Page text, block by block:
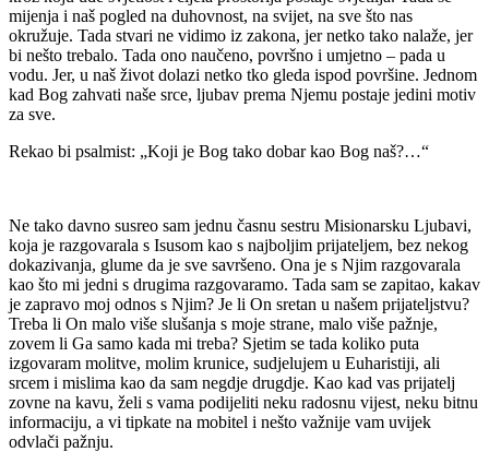
mijenja i naš pogled na duhovnost, na svijet, na sve što nas
okružuje. Tada stvari ne vidimo iz zakona, jer netko tako nalaže, jer
bi nešto trebalo. Tada ono naučeno, površno i umjetno – pada u
vodu. Jer, u naš život dolazi netko tko gleda ispod površine. Jednom
kad Bog zahvati naše srce, ljubav prema Njemu postaje jedini motiv
za sve.
Rekao bi psalmist: „Koji je Bog tako dobar kao Bog naš?…“
Ne tako davno susreo sam jednu časnu sestru Misionarsku Ljubavi,
koja je razgovarala s Isusom kao s najboljim prijateljem, bez nekog
dokazivanja, glume da je sve savršeno. Ona je s Njim razgovarala
kao što mi jedni s drugima razgovaramo. Tada sam se zapitao, kakav
je zapravo moj odnos s Njim? Je li On sretan u našem prijateljstvu?
Treba li On malo više slušanja s moje strane, malo više pažnje,
zovem li Ga samo kada mi treba? Sjetim se tada koliko puta
izgovaram molitve, molim krunice, sudjelujem u Euharistiji, ali
srcem i mislima kao da sam negdje drugdje. Kao kad vas prijatelj
zovne na kavu, želi s vama podijeliti neku radosnu vijest, neku bitnu
informaciju, a vi tipkate na mobitel i nešto važnije vam uvijek
odvlači pažnju.